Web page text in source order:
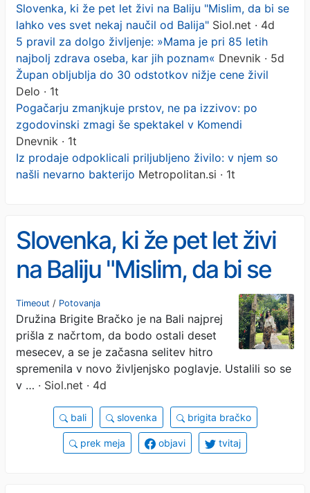
Slovenka, ki že pet let živi na Baliju "Mislim, da bi se
lahko ves svet nekaj naučil od Balija" Siol.net · 4d
5 pravil za dolgo življenje: »Mama je pri 85 letih
najbolj zdrava oseba, kar jih poznam« Dnevnik · 5d
Župan obljublja do 30 odstotkov nižje cene živil
Delo · 1t
Pogačarju zmanjkuje prstov, ne pa izzivov: po
zgodovinski zmagi še spektakel v Komendi
Dnevnik · 1t
Iz prodaje odpoklicali priljubljeno živilo: v njem so
našli nevarno bakterijo Metropolitan.si · 1t
Slovenka, ki že pet let živi
na Baliju "Mislim, da bi se
lahko ves svet nekaj naučil
od Balija"
Timeout / Potovanja
Družina Brigite Bračko je na Bali najprej
prišla z načrtom, da bodo ostali deset
mesecev, a se je začasna selitev hitro
spremenila v novo življenjsko poglavje. Ustalili so se
v … · Siol.net · 4d
bali slovenka brigita bračko
prek meja objavi tvitaj